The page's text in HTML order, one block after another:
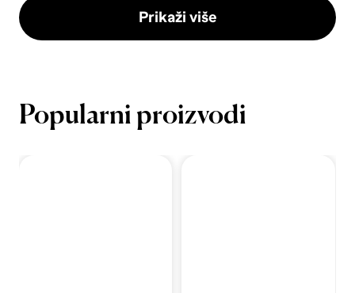
Prikaži više
Popularni proizvodi